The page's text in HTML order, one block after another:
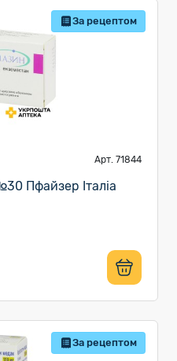
За рецептом
Арт. 71844
Пфайзер Італіа
За рецептом